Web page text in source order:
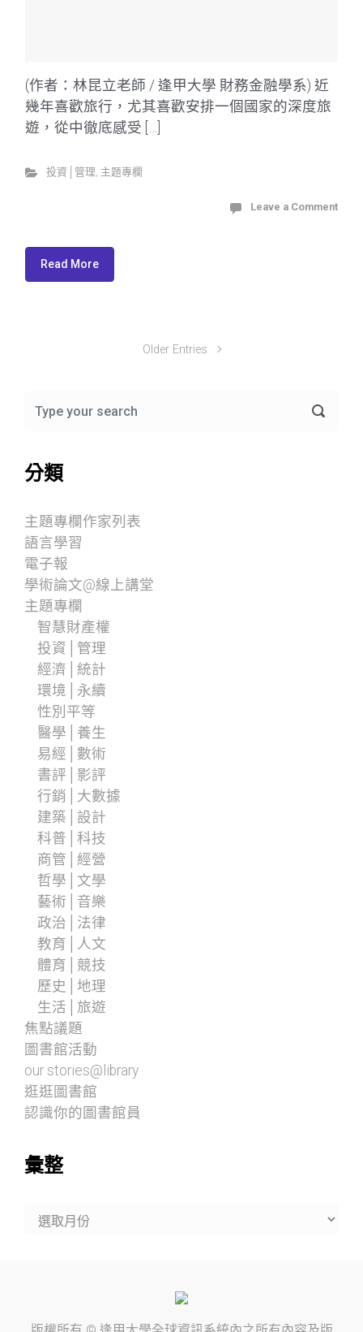
(作者：林昆立老師 / 逢甲大學 財務金融學系) 近
幾年喜歡旅行，尤其喜歡安排一個國家的深度旅
遊，從中徹底感受 […]
投資│管理, 主題專欄
Leave a Comment
Read More
Older Entries
分類
主題專欄作家列表
語言學習
電子報
學術論文@線上講堂
主題專欄
智慧財產權
投資│管理
經濟│統計
環境│永續
性別平等
醫學│養生
易經│數術
書評│影評
行銷│大數據
建築│設計
科普│科技
商管│經營
哲學│文學
藝術│音樂
政治│法律
教育│人文
體育│競技
歷史│地理
生活│旅遊
焦點議題
圖書館活動
our stories@library
逛逛圖書館
認識你的圖書館員
彙整